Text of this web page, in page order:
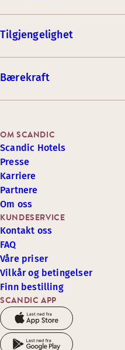
Tilgjengelighet
Bærekraft
SCANDIC APP
KUNDESERVICE
Kontakt oss
FAQ
Våre priser
Vilkår og betingelser
Finn bestilling
OM SCANDIC
Scandic Hotels
Presse
Karriere
Partnere
Om oss